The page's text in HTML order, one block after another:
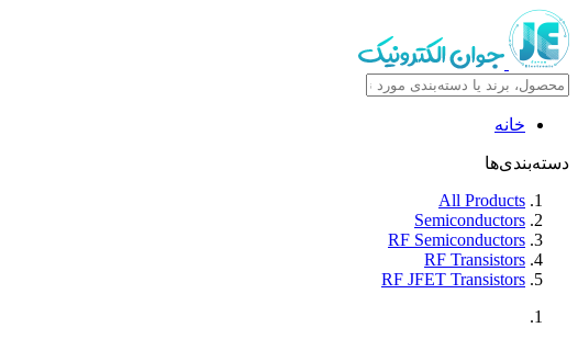
خانه
دسته‌بندی‌ها
All Products
Semiconductors
RF Semiconductors
RF Transistors
RF JFET Transistors